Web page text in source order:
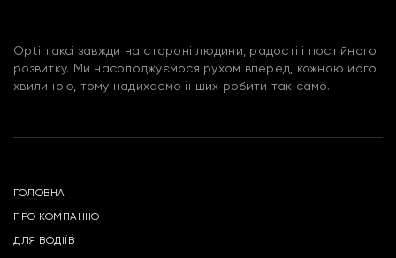
Opti таксі завжди на стороні людини, радості і постійного
розвитку. Ми насолоджуємося рухом вперед, кожною його
хвилиною, тому надихаємо інших робити так само.
ГОЛОВНА
ПРО КОМПАНІЮ
ДЛЯ ВОДІЇВ